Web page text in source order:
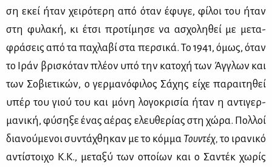
ση εκεί ήταν χει­ρό­τε­ρη από όταν έφυ­γε, φί­λοι του ήταν
στη φυ­λα­κή, κι έτσι προ­τί­μη­σε να ασχο­λη­θεί με με­τα­
φρά­σεις από τα πα­χλα­βί στα περ­σι­κά. Το 1941, όμως, όταν
το Ιράν βρι­σκό­ταν πλέ­ον υπό την κα­το­χή των Άγ­γλων και
των Σο­βιε­τι­κών, ο γερ­μα­νό­φι­λος Σά­χης εί­χε πα­ραι­τη­θεί
υπέρ του γιού του και μό­νη λο­γο­κρι­σία ήταν η αντι­γερ­
μα­νι­κή, φύ­ση­ξε ένας αέ­ρας ελευ­θε­ρί­ας στη χώ­ρα. Πολ­λοί
δια­νού­με­νοι συ­ντά­χθη­καν με το κόμ­μα Του­ντέχ, το ιρα­νι­κό
αντί­στοι­χο Κ.Κ., με­τα­ξύ των οποί­ων και ο Σα­ντέκ χω­ρίς